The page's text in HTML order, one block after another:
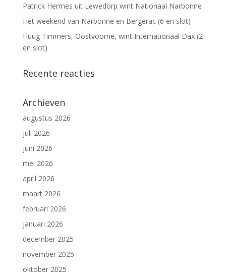
Patrick Hermes uit Lewedorp wint Nationaal Narbonne
Het weekend van Narbonne en Bergerac (6 en slot)
Huug Timmers, Oostvoorne, wint Internationaal Dax (2
en slot)
Recente reacties
Archieven
augustus 2026
juli 2026
juni 2026
mei 2026
april 2026
maart 2026
februari 2026
januari 2026
december 2025
november 2025
oktober 2025